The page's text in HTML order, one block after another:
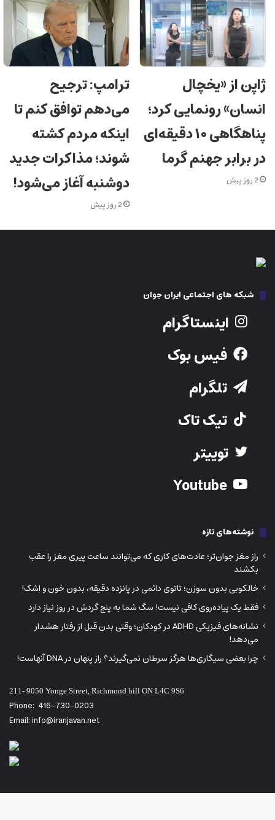
ژاپن از «یخچال
انسان» رونمایی کرد؛
پناهگاهی ۱۰ دقیقه‌ای
در برابر جهنم گرما
2 روز پیش
ترامپ: ترجیح
می‌دهم توافق کنم تا
اینکه مردم کشته
شوند؛ مذاکرات جدید
دوشنبه آغاز می‌شود!
2 روز پیش
شبکه های اجتماعی ایران جوان
اینستاگرام
فیس بوک
تلگرام
تیک تاک
توییتر
نوشته‌های تازه
راز مغز جوان‌تر؛ عادت‌های کاری که می‌توانند ساعت پیری مغز را عقب
بکشند
خالکوبی بدون سوزن؛ تاتوی دائمی در پانزده دقیقه، بدون خون و اشک!
فقط یک پیاده‌روی کافی نیست! سگ شما به پنج گردش در روز نیاز دارد
نشانه‌های فیزیکی ADHD در کودکان؛ وقتی بدن قبل از رفتار هشدار
می‌دهد!
چرا بعضی سیگاری‌ها هرگز سرطان نمی‌گیرند؟ راز پنهان در DNA آنهاست!
211- 9050 Yonge Street, Richmond hill ON L4C 9S6
Phone: 416-730-0203
Email: info@iranjavan.net